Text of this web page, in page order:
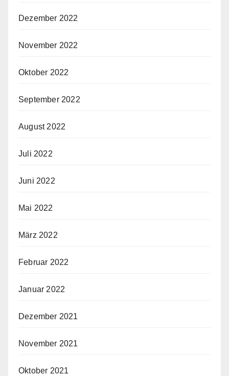
Dezember 2022
November 2022
Oktober 2022
September 2022
August 2022
Juli 2022
Juni 2022
Mai 2022
März 2022
Februar 2022
Januar 2022
Dezember 2021
November 2021
Oktober 2021